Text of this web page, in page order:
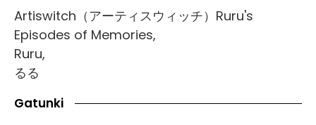
Artiswitch（アーティスウィッチ）Ruru's
Episodes of Memories,
Ruru,
るる
Gatunki